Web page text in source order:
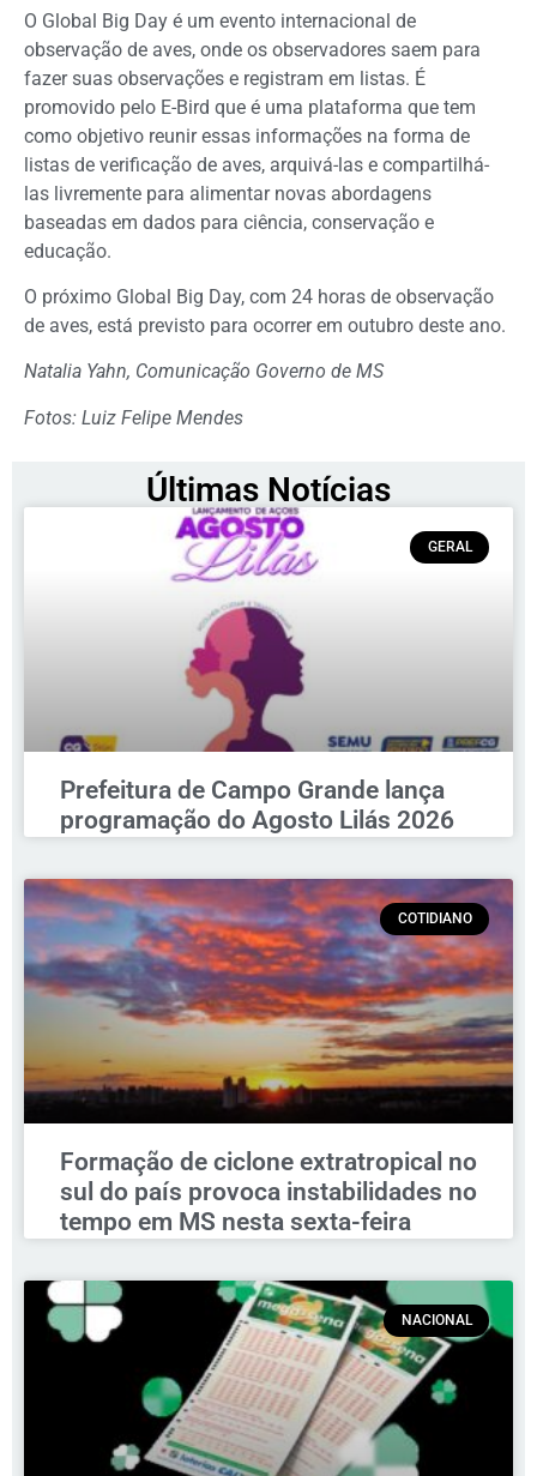
O Global Big Day é um evento internacional de
observação de aves, onde os observadores saem para
fazer suas observações e registram em listas. É
promovido pelo E-Bird que é uma plataforma que tem
como objetivo reunir essas informações na forma de
listas de verificação de aves, arquivá-las e compartilhá-
las livremente para alimentar novas abordagens
baseadas em dados para ciência, conservação e
educação.
O próximo Global Big Day, com 24 horas de observação
de aves, está previsto para ocorrer em outubro deste ano.
Natalia Yahn, Comunicação Governo de MS
Fotos: Luiz Felipe Mendes
Últimas Notícias
GERAL
Prefeitura de Campo Grande lança
programação do Agosto Lilás 2026
COTIDIANO
Formação de ciclone extratropical no
sul do país provoca instabilidades no
tempo em MS nesta sexta-feira
NACIONAL